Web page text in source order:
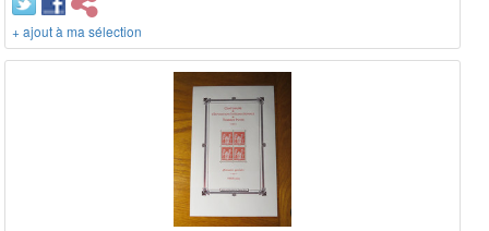
+ ajout à ma sélection